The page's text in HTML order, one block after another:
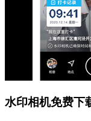
水印相机免费下